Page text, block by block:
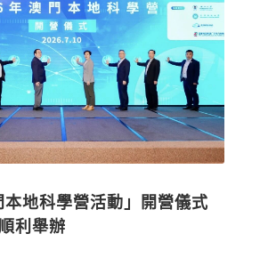
本地科學營活動」開營儀式
利舉辦